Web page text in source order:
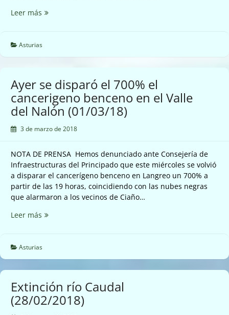
Leer más No
permitir
que
toxica
de
ayer
la
de
Avilés
quede
sin
responsable
Asturias
Ayer se disparó el 700% el
cancerigeno benceno en el Valle
del Nalón (01/03/18)
3 de marzo de 2018
NOTA DE PRENSA Hemos denunciado ante Consejería de
Infraestructuras del Principado que este miércoles se volvió
a disparar el cancerígeno benceno en Langreo un 700% a
partir de las 19 horas, coincidiendo con las nubes negras
que alarmaron a los vecinos de Ciaño…
Leer más Ayer
el
700%
el
benceno
en
Asturias
Extinción río Caudal
(28/02/2018)